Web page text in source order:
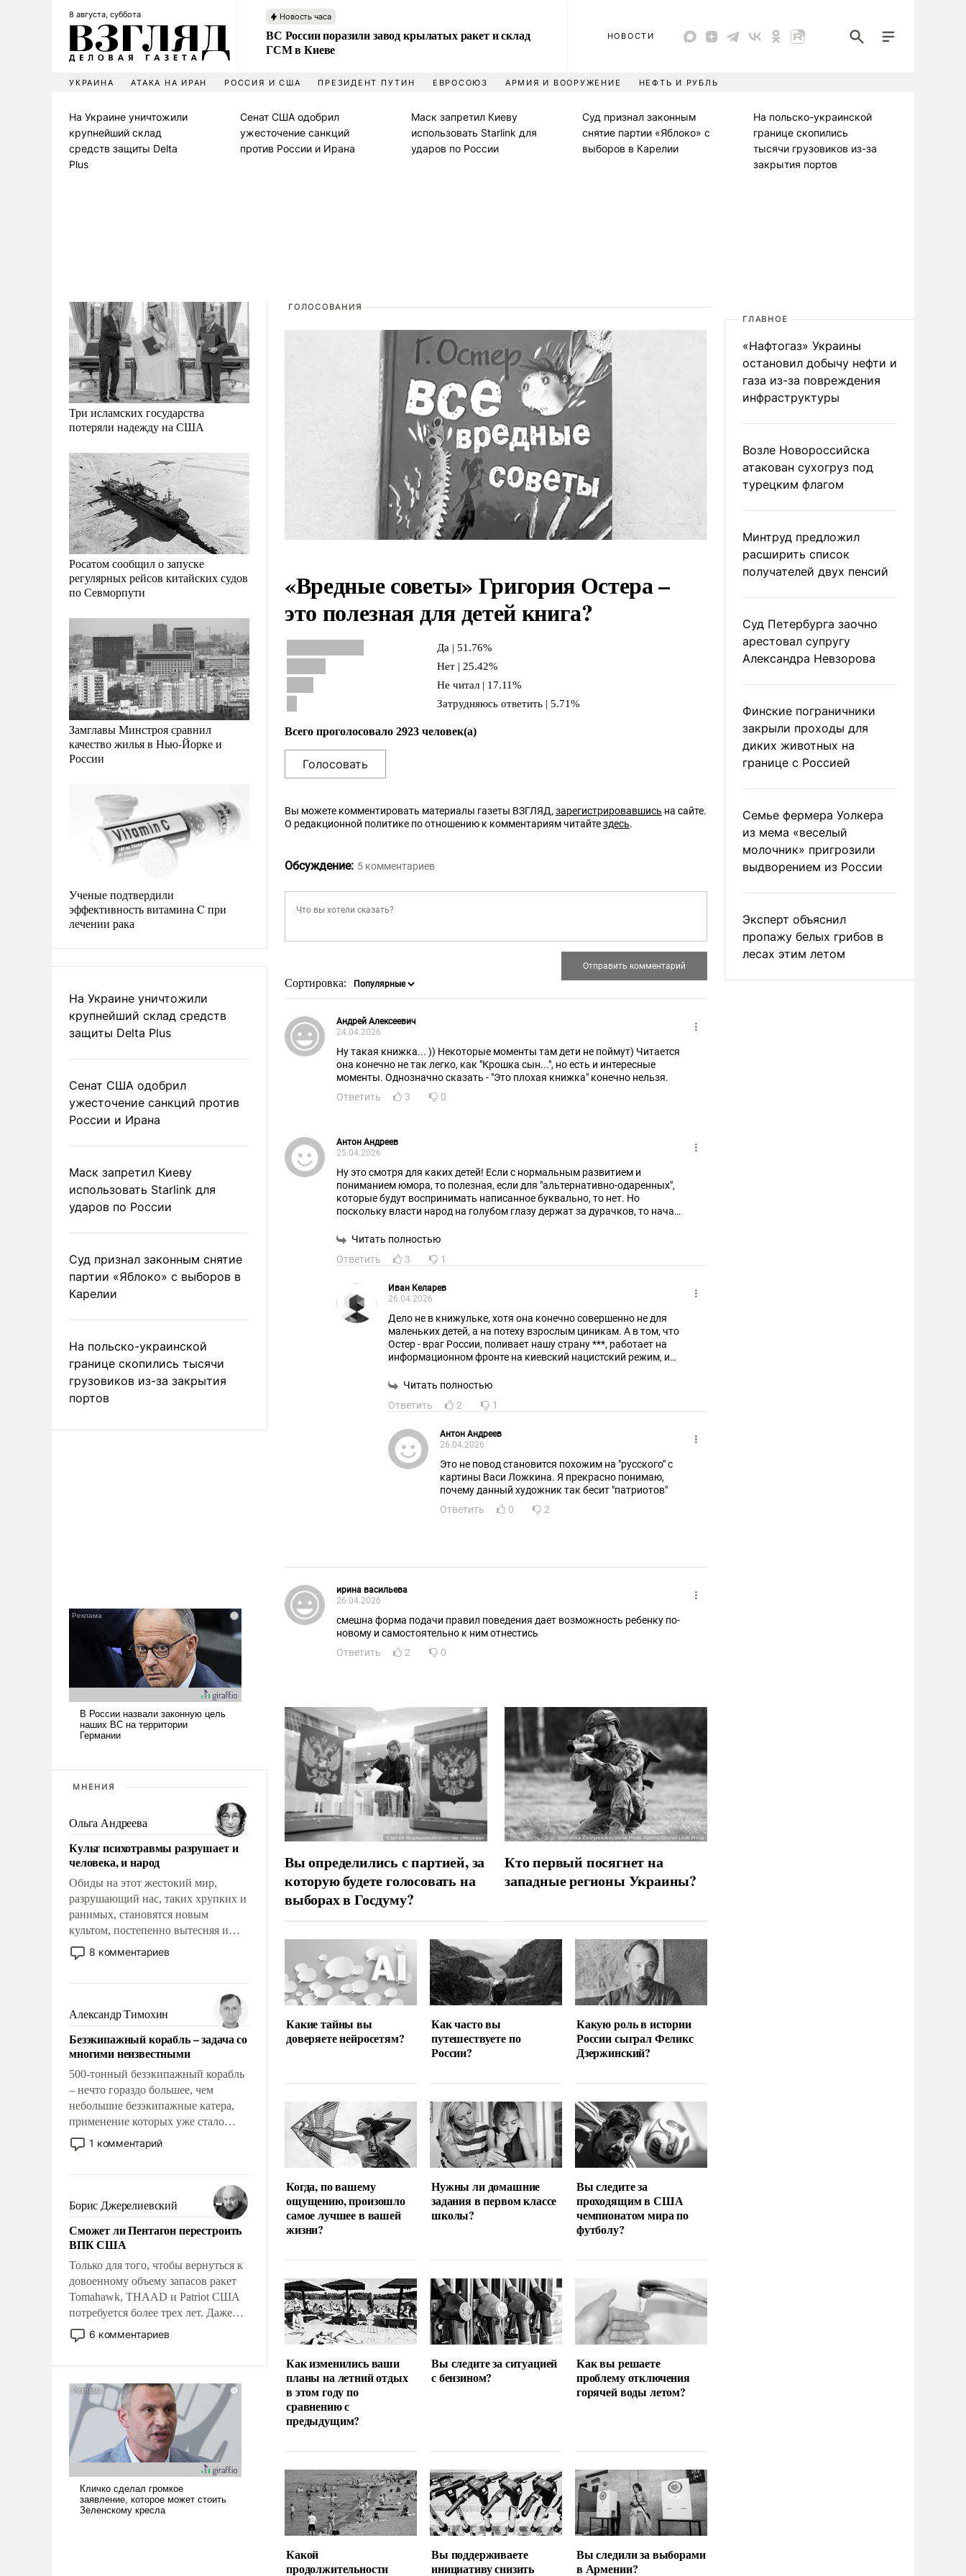
8 августа, суббота Новость часа
ВС России поразили завод крылатых ракет и склад
ГСМ в Киеве
НОВОСТИ
УКРАИНА АТАКА НА ИРАН РОССИЯ И США ПРЕЗИДЕНТ ПУТИН ЕВРОСОЮЗ АРМИЯ И ВООРУЖЕНИЕ НЕФТЬ И РУБЛЬ
На Украине уничтожили
крупнейший склад
средств защиты Delta
Plus
Сенат США одобрил
ужесточение санкций
против России и Ирана
Маск запретил Киеву
использовать Starlink для
ударов по России
Суд признал законным
снятие партии «Яблоко» с
выборов в Карелии
На польско-украинской
границе скопились
тысячи грузовиков из-за
закрытия портов
Три исламских государства
потеряли надежду на США
Росатом сообщил о запуске
регулярных рейсов китайских судов
по Севморпути
Замглавы Минстроя сравнил
качество жилья в Нью-Йорке и
России
Ученые подтвердили
эффективность витамина C при
лечении рака
На Украине уничтожили
крупнейший склад средств
защиты Delta Plus
Сенат США одобрил
ужесточение санкций против
России и Ирана
Маск запретил Киеву
использовать Starlink для
ударов по России
Суд признал законным снятие
партии «Яблоко» с выборов в
Карелии
На польско-украинской
границе скопились тысячи
грузовиков из-за закрытия
портов
МНЕНИЯ
Ольга Андреева
Культ психотравмы разрушает и
человека, и народ
Обиды на этот жестокий мир,
разрушающий нас, таких хрупких и
ранимых, становятся новым
культом, постепенно вытесняя и
отменяя традиционное требование к
человеку – быть мужественным и
на себя ответственность, помогать
слабым, идти вперед и
адаптироваться.
8 комментариев
Александр Тимохин
Безэкипажный корабль – задача со
многими неизвестными
500-тонный безэкипажный корабль
– нечто гораздо большее, чем
небольшие безэкипажные катера,
применение которых уже стало
обыденностью. Задача по созданию
такого корабля очень сложна и
реализация радикально поднимет
наши боевые возможности.
1 комментарий
Борис Джерелиевский
Сможет ли Пентагон перестроить
ВПК США
Только для того, чтобы вернуться к
довоенному объему запасов ракет
Tomahawk, THAAD и Patriot США
потребуется более трех лет. Даже
небольшая война с Ираном
опустошила американские
уязвимости США, например, перед
Китаем.
6 комментариев
ГОЛОСОВАНИЯ
«Вредные советы» Григория Остера –
это полезная для детей книга?
Да | 51.76%
Нет | 25.42%
Не читал | 17.11%
Затрудняюсь ответить | 5.71%
Всего проголосовало 2923 человек(а)
Вы можете комментировать материалы газеты ВЗГЛЯД, зарегистрировавшись на сайте.
О редакционной политике по отношению к комментариям читайтездесь.
Обсуждение: 5 комментариев
Сортировка:
Андрей Алексеевич
24.04.2026
Ну такая книжка... )) Некоторые моменты там дети не поймут) Читается
она конечно не так легко, как "Крошка сын...", но есть и интересные
моменты. Однозначно сказать - "Это плохая книжка" конечно нельзя.
Ответить
3 0
Антон Андреев
25.04.2026
Ну это смотря для каких детей! Если с нормальным развитием и
пониманием юмора, то полезная, если для "альтернативно-одаренных",
которые будут воспринимать написанное буквально, то нет. Но
поскольку власти народ на голубом глазу держат за дypачков, то начали
Мы же глупенькие! Без отцов наших родных, депутатов, даже в туалете
подавно.
Читать полностью
Ответить
3 1
Иван Келарев
26.04.2026
Дело не в книжульке, хотя она конечно совершенно не для
маленьких детей, а на потеху взрослым циникам. А в том, что
Остер - враг России, поливает нашу страну ***, работает на
информационном фронте на киевский нацистский режим, и
Латвии, где он сейчас живет.
Читать полностью
Ответить
2 1
Антон Андреев
26.04.2026
Это не повод становится похожим на "русского" с
картины Васи Ложкина. Я прекрасно понимаю,
почему данный художник так бесит "патриотов"
Ответить
0 2
ирина васильева
26.04.2026
смешна форма подачи правил поведения дает возможность ребенку по-
новому и самостоятельно к ним отнестись
Ответить
2 0
Вы определились с партией, за
которую будете голосовать на
выборах в Госдуму?
Кто первый посягнет на
западные регионы Украины?
Какие тайны вы
доверяете нейросетям?
Как часто вы
путешествуете по
России?
Какую роль в истории
России сыграл Феликс
Дзержинский?
Когда, по вашему
ощущению, произошло
самое лучшее в вашей
жизни?
Нужны ли домашние
задания в первом классе
школы?
Вы следите за
проходящим в США
чемпионатом мира по
футболу?
Как изменились ваши
планы на летний отдых
в этом году по
сравнению с
предыдущим?
Вы следите за ситуацией
с бензином?
Как вы решаете
проблему отключения
горячей воды летом?
Какой
продолжительности
Вы поддерживаете
инициативу снизить
Вы следили за выборами
в Армении?
ГЛАВНОЕ
«Нафтогаз» Украины
остановил добычу нефти и
газа из-за повреждения
инфраструктуры
Возле Новороссийска
атакован сухогруз под
турецким флагом
Минтруд предложил
расширить список
получателей двух пенсий
Суд Петербурга заочно
арестовал супругу
Александра Невзорова
Финские пограничники
закрыли проходы для
диких животных на
границе с Россией
Семье фермера Уолкера
из мема «веселый
молочник» пригрозили
выдворением из России
Эксперт объяснил
пропажу белых грибов в
лесах этим летом